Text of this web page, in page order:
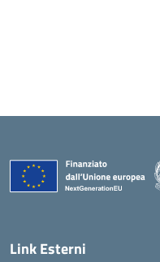
Link Esterni